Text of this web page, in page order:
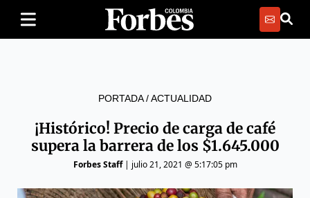
PORTADA/ACTUALIDAD
¡Histórico! Precio de carga de café
supera la barrera de los $1.645.000
Forbes Staff| julio 21, 2021 @ 5:17:05 pm